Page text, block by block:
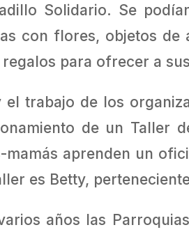
Solidario. Se
con flores, objetos
para ofrecer a
el trabajo de los
de un Taller
mamás aprenden un
es Betty,
años las